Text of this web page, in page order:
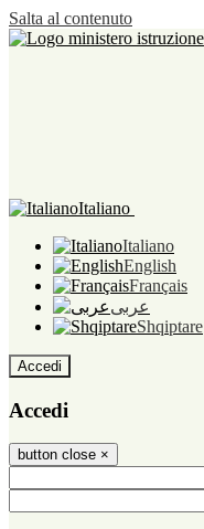
Salta al contenuto
Italiano
Italiano
English
Français
عربى
Shqiptare
Accedi
Accedi
button close ×